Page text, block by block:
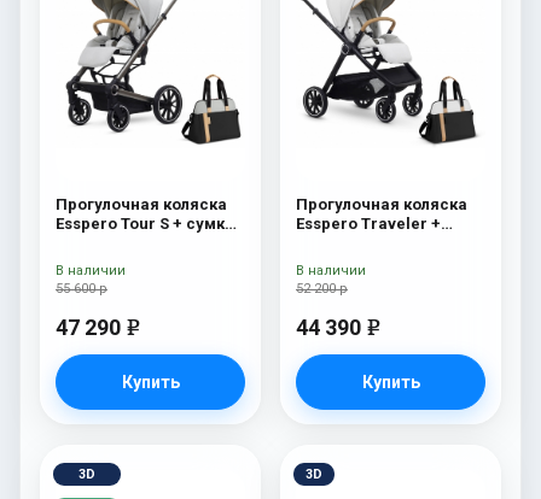
Прогулочная коляска
Esspero Tour S + сумка
55 600 р
47 290 e
Купить
В наличии
Прогулочная коляска
Esspero Traveler +
52 200 р
44 390 e
Купить
В наличии
3D 3D